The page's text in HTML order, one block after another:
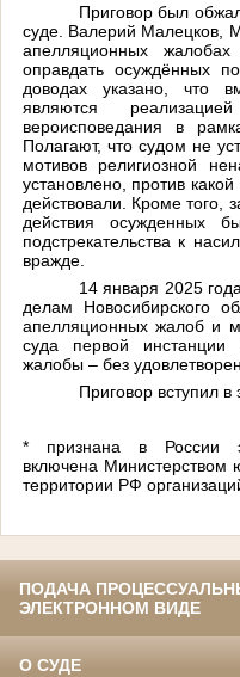
Приговор был
суде. Валерий Малецков,
апелляционных
оправдать осуждённых
доводах указано, что
являются
вероисповедания в
Полагают, что судом не
мотивов религиозной
установлено, против
действовали. Кроме того,
действия
подстрекательства к
вражде.
14 января 2025
делам Новосибирского
апелляционных жалоб и
суда первой инстанции
жалобы – без
Приговор вступил в
* признана в России
включена Министерством
территории РФ
ПОДАЧА
ЭЛЕКТРОННОМ ВИДЕ
О СУДЕ